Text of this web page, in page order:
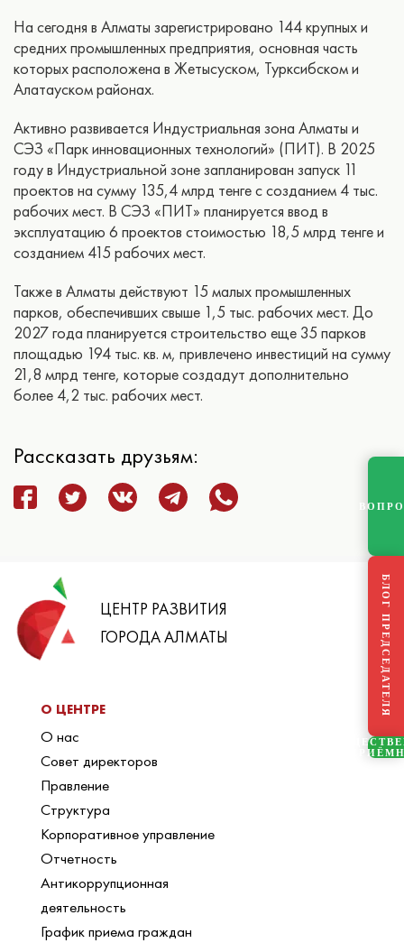
На сегодня в Алматы зарегистрировано 144 крупных и
средних промышленных предприятия, основная часть
которых расположена в Жетысуском, Турксибском и
Алатауском районах.
Активно развивается Индустриальная зона Алматы и
СЭЗ «Парк инновационных технологий» (ПИТ). В 2025
году в Индустриальной зоне запланирован запуск 11
проектов на сумму 135,4 млрд тенге с созданием 4 тыс.
рабочих мест. В СЭЗ «ПИТ» планируется ввод в
эксплуатацию 6 проектов стоимостью 18,5 млрд тенге и
созданием 415 рабочих мест.
Также в Алматы действуют 15 малых промышленных
парков, обеспечивших свыше 1,5 тыс. рабочих мест. До
2027 года планируется строительство еще 35 парков
площадью 194 тыс. кв. м, привлечено инвестиций на сумму
21,8 млрд тенге, которые создадут дополнительно
более 4,2 тыс. рабочих мест.
Рассказать друзьям:
ЦЕНТР РАЗВИТИЯ
ГОРОДА АЛМАТЫ
О ЦЕНТРЕ
О нас
Совет директоров
Правление
Структура
Корпоративное управление
Отчетность
Антикоррупционная
деятельность
График приема граждан
БЛОГ ПРЕДСЕДАТЕЛЯ